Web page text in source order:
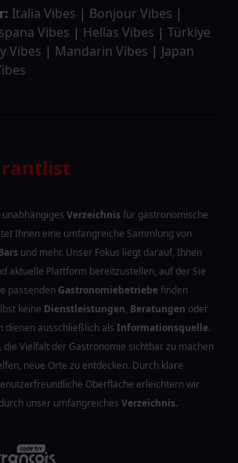
Italia Vibes | Bonjour Vibes |
Vibes | Hellas Vibes | Türkiye
Vibes | Mandarin Vibes | Japan
unabhängiges Verzeichnisfür gastronomische
Ihnen eine umfangreiche Sammlung von
und mehr. Unser Fokus liegt darauf, Ihnen
aktuelle Plattform bereitzustellen, auf der Sie
passenden Gastronomiebetriebefinden
keine Dienstleistungen, Beratungen oder
dienen ausschließlich als Informationsquelle.
die Vielfalt der Gastronomie sichtbar zu machen
neue Orte zu entdecken. Durch klare
Oberfläche erleichtern wir
unser umfangreiches Verzeichnis.